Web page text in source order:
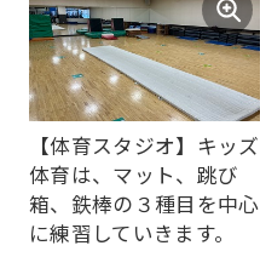
【体育スタジオ】キッズ
体育は、マット、跳び
箱、鉄棒の３種目を中心
に練習していきます。